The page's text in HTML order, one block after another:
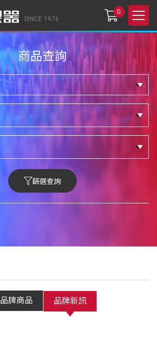
SINCE 1976
0
商品查詢
篩選查詢
品牌商品 品牌新訊